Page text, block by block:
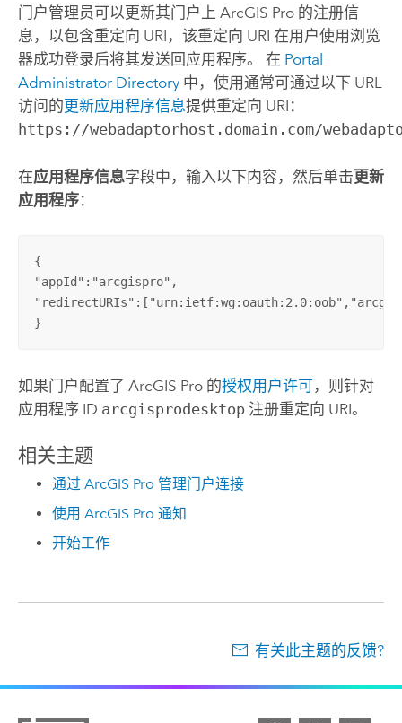
门户管理员可以更新其门户上 ArcGIS Pro的注册信
息，以包含重定向 URI，该重定向 URI 在用户使用浏览
器成功登录后将其发送回应用程序。 在 Portal
Administrator Directory中，使用通常可通过以下 URL
访问的更新应用程序信息提供重定向 URI：
https://webadaptorhost.domain.com/
在应用程序信息字段中，输入以下内容，然后单击更新
应用程序：
{
"appId":"arcgispro",
}
如果门户配置了 ArcGIS Pro的授权用户许可，则针对
应用程序 ID arcgisprodesktop注册重定向 URI。
相关主题
通过 ArcGIS Pro 管理门户连接
使用 ArcGIS Pro 通知
开始工作
有关此主题的反馈?